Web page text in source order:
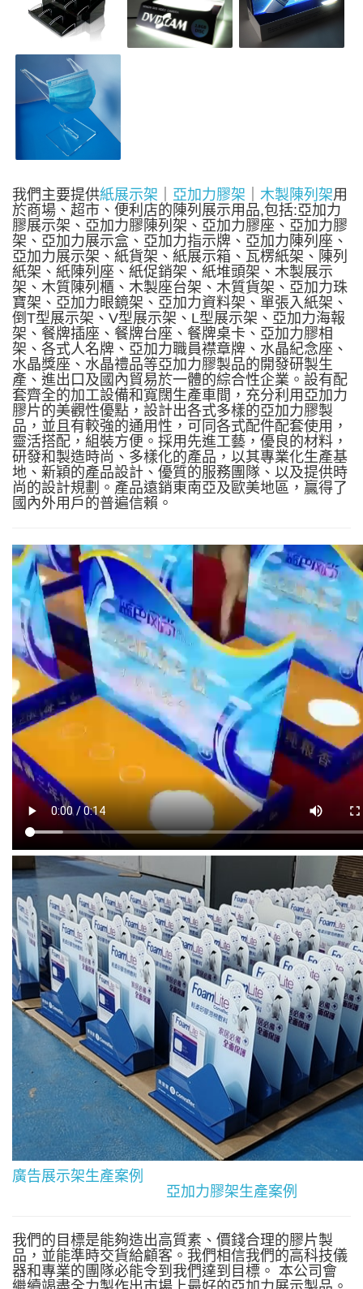
我們主要提供紙展示架 亞加力膠架 木製陳列架用
於商場、超市、便利店的陳列展示用品,包括:亞加力
膠展示架、亞加力膠陳列架、亞加力膠座、亞加力膠
架、亞加力展示盒、亞加力指示牌、亞加力陳列座、
亞加力展示架、紙貨架、紙展示箱、瓦楞紙架、陳列
紙架、紙陳列座、紙促銷架、紙堆頭架、木製展示
架、木質陳列櫃、木製座台架、木質貨架、亞加力珠
寶架、亞加力眼鏡架、亞加力資料架、單張入紙架、
倒T型展示架、V型展示架、L型展示架、亞加力海報
架、餐牌插座、餐牌台座、餐牌桌卡、亞加力膠相
架、各式人名牌、亞加力職員襟章牌、水晶紀念座、
水晶獎座、水晶禮品等亞加力膠製品的開發研製生
產、進出口及國內貿易於一體的綜合性企業。設有配
套齊全的加工設備和寬闊生產車間，充分利用亞加力
膠片的美觀性優點，設計出各式多樣的亞加力膠製
品，並且有較強的通用性，可同各式配件配套使用，
靈活搭配，組裝方便。採用先進工藝，優良的材料，
研發和製造時尚、多樣化的產品，以其專業化生產基
地、新穎的產品設計、優質的服務團隊、以及提供時
尚的設計規劃。產品遠銷東南亞及歐美地區，贏得了
國內外用戶的普遍信賴。
廣告展示架生產案例
亞加力膠架生產案例
我們的目標是能夠造出高質素、價錢合理的膠片製
品，並能準時交貨給顧客。我們相信我們的高科技儀
器和專業的團隊必能令到我們達到目標。 本公司會